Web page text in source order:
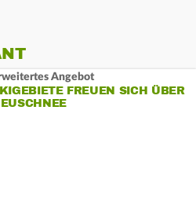
Angebot
FREUEN SICH ÜBER